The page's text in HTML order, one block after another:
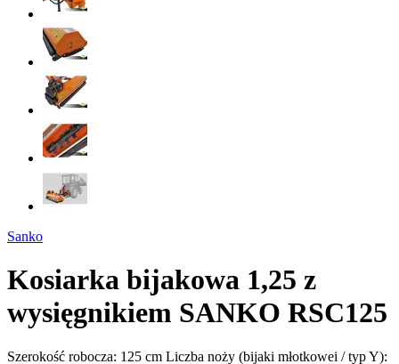
Sanko
Kosiarka bijakowa 1,25 z
wysięgnikiem SANKO RSC125
Szerokość robocza: 125 cm Liczba noży (bijaki młotkowei / typ Y):